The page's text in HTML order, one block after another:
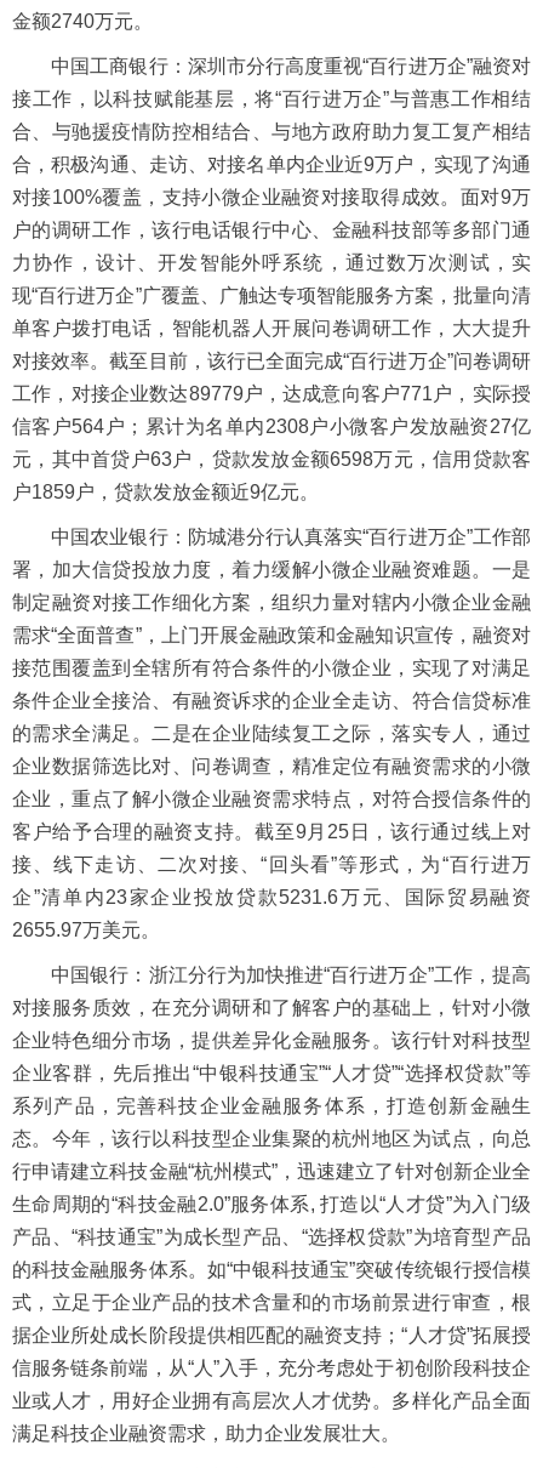
金额2740万元。
中国工商银行：深圳市分行高度重视“百行进万企”融资对
接工作，以科技赋能基层，将“百行进万企”与普惠工作相结
合、与驰援疫情防控相结合、与地方政府助力复工复产相结
合，积极沟通、走访、对接名单内企业近9万户，实现了沟通
对接100%覆盖，支持小微企业融资对接取得成效。面对9万
户的调研工作，该行电话银行中心、金融科技部等多部门通
力协作，设计、开发智能外呼系统，通过数万次测试，实
现“百行进万企”广覆盖、广触达专项智能服务方案，批量向清
单客户拨打电话，智能机器人开展问卷调研工作，大大提升
对接效率。截至目前，该行已全面完成“百行进万企”问卷调研
工作，对接企业数达89779户，达成意向客户771户，实际授
信客户564户；累计为名单内2308户小微客户发放融资27亿
元，其中首贷户63户，贷款发放金额6598万元，信用贷款客
户1859户，贷款发放金额近9亿元。
中国农业银行：防城港分行认真落实“百行进万企”工作部
署，加大信贷投放力度，着力缓解小微企业融资难题。一是
制定融资对接工作细化方案，组织力量对辖内小微企业金融
需求“全面普查”，上门开展金融政策和金融知识宣传，融资对
接范围覆盖到全辖所有符合条件的小微企业，实现了对满足
条件企业全接洽、有融资诉求的企业全走访、符合信贷标准
的需求全满足。二是在企业陆续复工之际，落实专人，通过
企业数据筛选比对、问卷调查，精准定位有融资需求的小微
企业，重点了解小微企业融资需求特点，对符合授信条件的
客户给予合理的融资支持。截至9月25日，该行通过线上对
接、线下走访、二次对接、“回头看”等形式，为“百行进万
企”清单内23家企业投放贷款5231.6万元、国际贸易融资
2655.97万美元。
中国银行：浙江分行为加快推进“百行进万企”工作，提高
对接服务质效，在充分调研和了解客户的基础上，针对小微
企业特色细分市场，提供差异化金融服务。该行针对科技型
企业客群，先后推出“中银科技通宝”“人才贷”“选择权贷款”等
系列产品，完善科技企业金融服务体系，打造创新金融生
态。今年，该行以科技型企业集聚的杭州地区为试点，向总
行申请建立科技金融“杭州模式”，迅速建立了针对创新企业全
生命周期的“科技金融2.0”服务体系, 打造以“人才贷”为入门级
产品、“科技通宝”为成长型产品、“选择权贷款”为培育型产品
的科技金融服务体系。如“中银科技通宝”突破传统银行授信模
式，立足于企业产品的技术含量和的市场前景进行审查，根
据企业所处成长阶段提供相匹配的融资支持；“人才贷”拓展授
信服务链条前端，从“人”入手，充分考虑处于初创阶段科技企
业或人才，用好企业拥有高层次人才优势。多样化产品全面
满足科技企业融资需求，助力企业发展壮大。